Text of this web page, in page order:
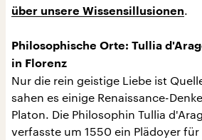
über unsere Wissensillusionen.
Philosophische Orte: Tullia
in Florenz
Nur die rein geistige Liebe ist
sahen es einige Renaissance-
Platon. Die Philosophin Tullia
verfasste um 1550 ein Plädoyer